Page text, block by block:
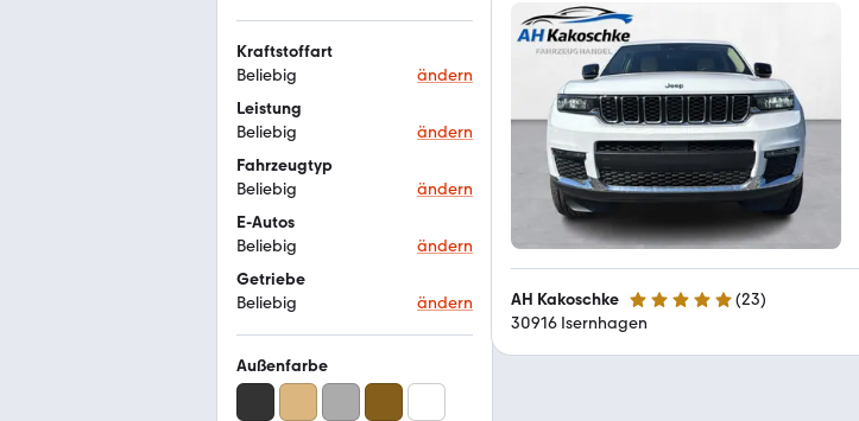
Kraftstoffart
Beliebig
ändern
Leistung
Beliebig
ändern
Fahrzeugtyp
Beliebig
ändern
E-Autos
Beliebig
ändern
Getriebe
Beliebig
ändern
Außenfarbe
AH Kakoschke 5 Sterne (23)
30916 Isernhagen